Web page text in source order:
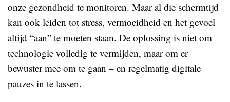
onze gezondheid te monitoren. Maar al die schermtijd
kan ook leiden tot stress, vermoeidheid en het gevoel
altijd “aan” te moeten staan. De oplossing is niet om
technologie volledig te vermijden, maar om er
bewuster mee om te gaan – en regelmatig digitale
pauzes in te lassen.